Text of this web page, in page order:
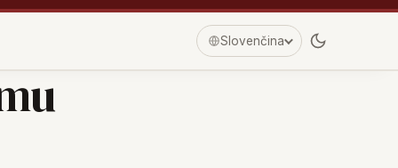
Slovenčina